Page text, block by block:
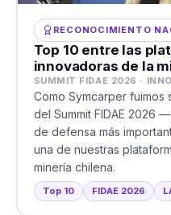
RECONOCIMIENTO
Top 10 entre las
innovadoras de la
SUMMIT FIDAE 2026 ·
Como Symcarper fuimos
del Summit FIDAE 2026
de defensa más
una de nuestras
minería chilena.
Top 10 FIDAE 2026